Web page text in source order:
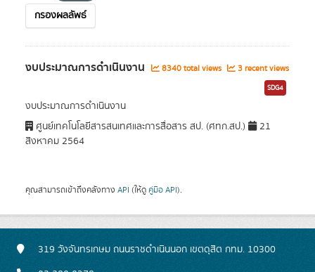
กรองผลลัพธ์
งบประมาณการดำเนินงาน 8340 total views 3 recent views
SDG4
งบประมาณการดำเนินงาน
ศูนย์เทคโนโลยีสารสนเทศและการสื่อสาร สป. (ศทก.สป.)
21
สิงหาคม 2564
คุณสามารถเข้าถึงคลังทาง API (ให้ดู คู่มือ API).
319 วังจันทรเกษม ถนนราชดำเนินนอก เขตดุสิต กทม. 10300